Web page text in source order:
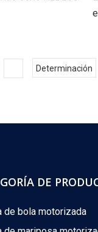
Determinación
DE
de bola motorizada